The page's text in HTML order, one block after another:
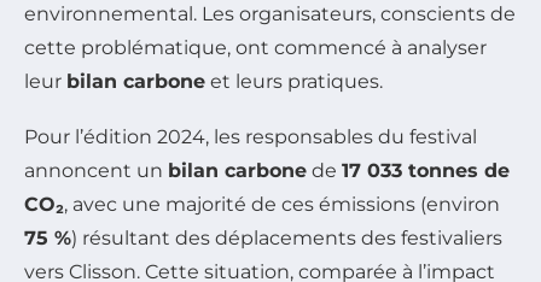
environnemental. Les organisateurs, conscients de
cette problématique, ont commencé à analyser
leur bilan carbone et leurs pratiques.
Pour l’édition 2024, les responsables du festival
annoncent un bilan carbone de 17 033 tonnes de
CO₂, avec une majorité de ces émissions (environ
75 %) résultant des déplacements des festivaliers
vers Clisson. Cette situation, comparée à l’impact